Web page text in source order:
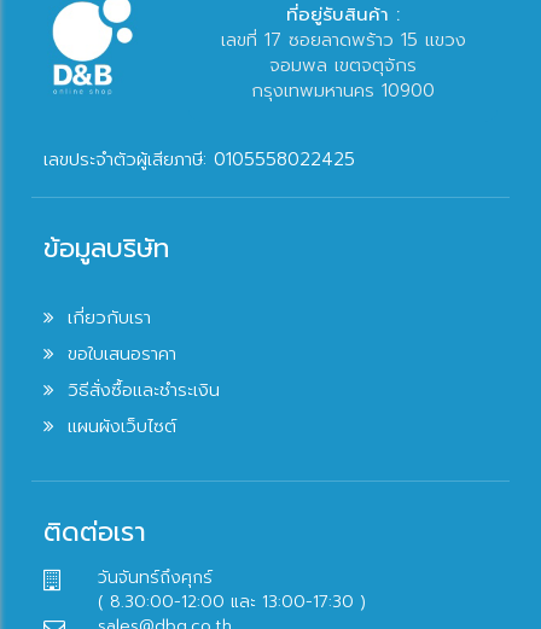
ที่อยู่รับสินค้า :
เลขที่ 17 ซอยลาดพร้าว 15 แขวง
จอมพล เขตจตุจักร
กรุงเทพมหานคร 10900
เลขประจำตัวผู้เสียภาษี: 0105558022425
ข้อมูลบริษัท
เกี่ยวกับเรา
ขอใบเสนอราคา
วิธีสั่งซื้อและชำระเงิน
แผนผังเว็บไซต์
ติดต่อเรา
วันจันทร์ถึงศุกร์
( 8.30:00-12:00 และ 13:00-17:30 )